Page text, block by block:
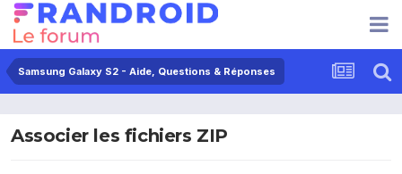
Samsung Galaxy S2 - Aide, Questions & Réponses
Associer les fichiers ZIP